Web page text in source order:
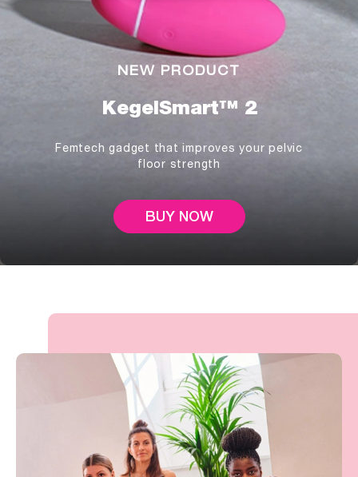
NEW PRODUCT
KegelSmart™ 2
Femtech gadget that improves your pelvic
floor strength
BUY NOW